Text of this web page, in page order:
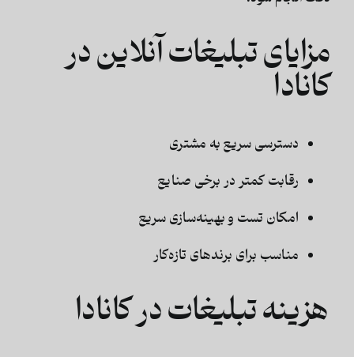
مزایای تبلیغات آنلاین در
کانادا
دسترسی سریع به مشتری
رقابت کمتر در برخی صنایع
امکان تست و بهینه‌سازی سریع
مناسب برای برندهای تازه‌کار
هزینه تبلیغات در کانادا